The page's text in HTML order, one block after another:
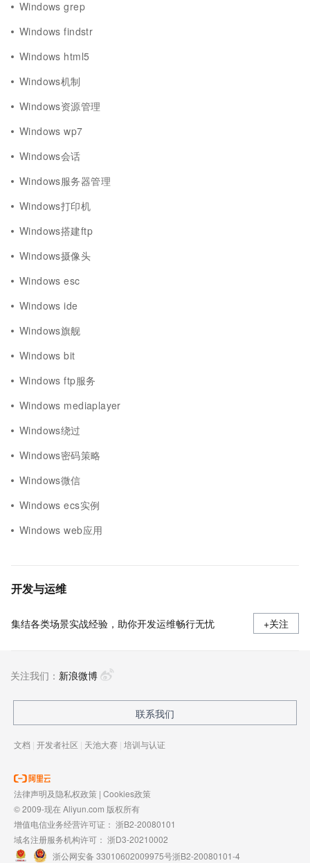
Windows grep
Windows findstr
Windows html5
Windows机制
Windows资源管理
Windows wp7
Windows会话
Windows服务器管理
Windows打印机
Windows搭建ftp
Windows摄像头
Windows esc
Windows ide
Windows旗舰
Windows bit
Windows ftp服务
Windows mediaplayer
Windows绕过
Windows密码策略
Windows微信
Windows ecs实例
Windows web应用
开发与运维
集结各类场景实战经验，助你开发运维畅行无忧 +关注
关注我们： 新浪微博
联系我们
文档 | 开发者社区 | 天池大赛 | 培训与认证
法律声明及隐私权政策 | Cookies政策
© 2009-现在 Aliyun.com 版权所有
增值电信业务经营许可证： 浙B2-20080101
域名注册服务机构许可： 浙D3-20210002
浙公网安备 33010602009975号浙B2-20080101-4